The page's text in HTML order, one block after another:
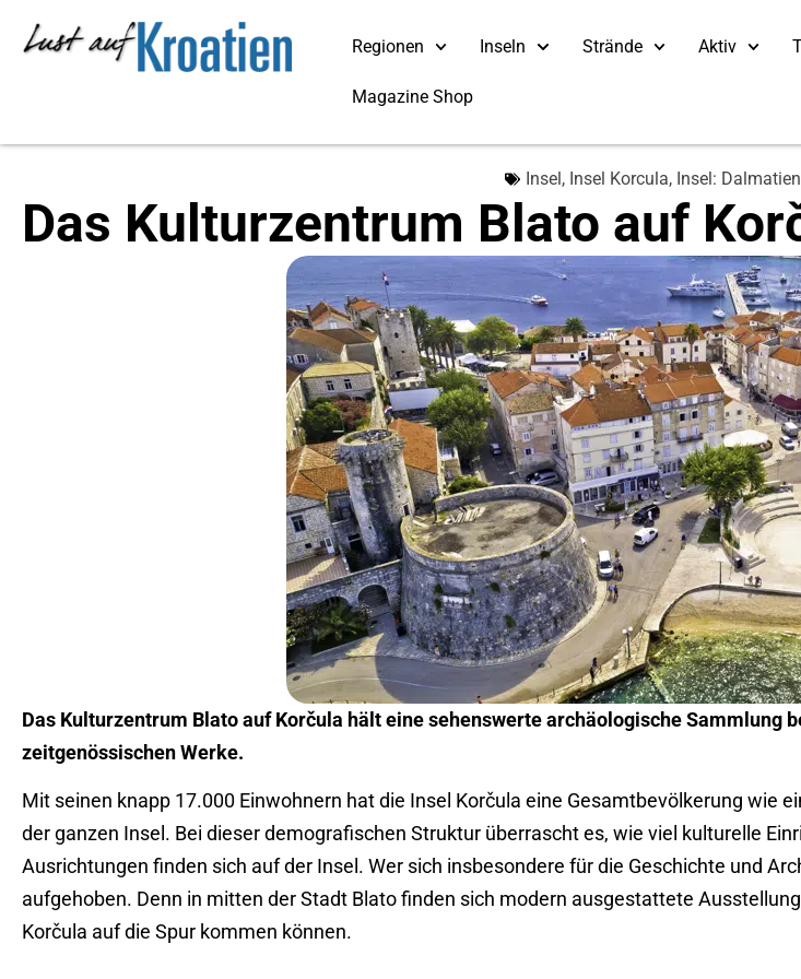
Regionen Inseln Strände Aktiv
Magazine Shop
Insel, Insel Korcula, Insel: Dalmatien
Das Kulturzentrum Blato auf
Das Kulturzentrum Blato auf Korčula hält eine sehenswerte archäologische
zeitgenössischen Werke.
Mit seinen knapp 17.000 Einwohnern hat die Insel Korčula eine Gesamtbevölkerung wie
der ganzen Insel. Bei dieser demografischen Struktur überrascht es, wie viel kulturelle
Ausrichtungen finden sich auf der Insel. Wer sich insbesondere für die Geschichte und
aufgehoben. Denn in mitten der Stadt Blato finden sich modern ausgestattete
Korčula auf die Spur kommen können.